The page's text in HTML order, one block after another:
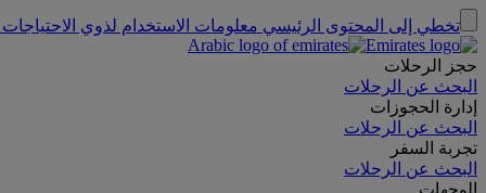
تخطي إلى المحتوى الرئيسي معلومات الاستخدام لذوي
حجز الرحلات
البحث عن الرحلات
إدارة الحجوزات
البحث عن الرحلات
تجربة السفر
البحث عن الرحلات
الوجهات